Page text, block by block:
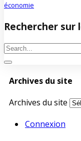
économie
Rechercher sur
Archives du site
Archives du site
Connexion